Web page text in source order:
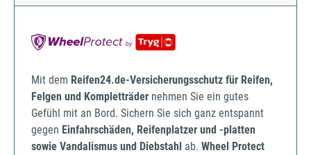
Mit dem Reifen24.de-Versicherungsschutz für Reifen,
Felgen und Kompletträder nehmen Sie ein gutes
Gefühl mit an Bord. Sichern Sie sich ganz entspannt
gegen Einfahrschäden, Reifenplatzer und -platten
sowie Vandalismus und Diebstahl ab. Wheel Protect